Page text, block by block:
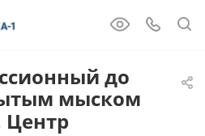
до
мыском
Центр